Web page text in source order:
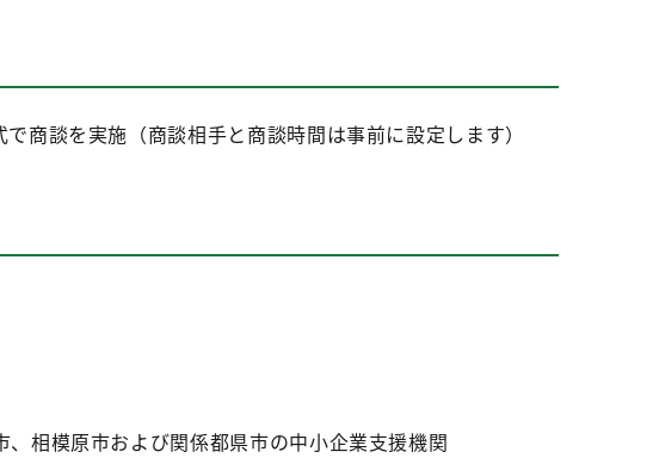
商談を実施（商談相手と商談時間は事前に設定します）
相模原市および関係都県市の中小企業支援機関